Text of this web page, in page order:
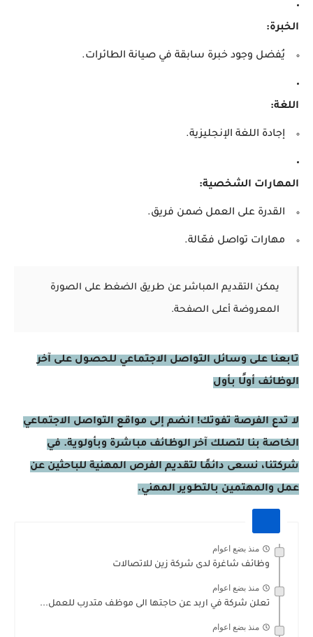
الخبرة:
يُفضل وجود خبرة سابقة في صيانة الطائرات.
اللغة:
إجادة اللغة الإنجليزية.
المهارات الشخصية:
القدرة على العمل ضمن فريق.
مهارات تواصل فعّالة.
يمكن التقديم المباشر عن طريق الضغط على الصورة
المعروضة أعلى الصفحة.
تابعنا على وسائل التواصل الاجتماعي للحصول على آخر
الوظائف أولًا بأول
لا تدع الفرصة تفوتك! انضم إلى مواقع التواصل الاجتماعي
الخاصة بنا لتصلك آخر الوظائف مباشرة وبأولوية. في
شركتنا، نسعى دائمًا لتقديم الفرص المهنية للباحثين عن
عمل والمهتمين بالتطوير المهني.
منذ بضع اعوام
وظائف شاغرة لدى شركة زين للاتصالات
منذ بضع اعوام
تعلن شركة في اربد عن حاجتها الى موظف متدرب للعمل...
منذ بضع اعوام